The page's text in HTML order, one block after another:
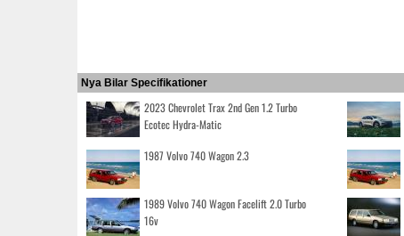
Nya Bilar Specifikationer
2023 Chevrolet Trax 2nd Gen 1.2 Turbo
Ecotec Hydra-Matic
1987 Volvo 740 Wagon 2.3
1989 Volvo 740 Wagon Facelift 2.0 Turbo
16v